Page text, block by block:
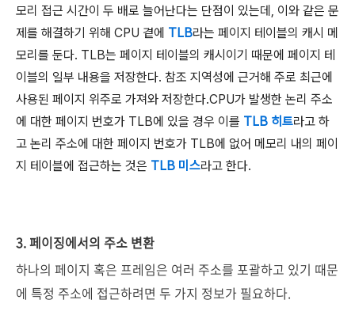
모리 접근 시간이 두 배로 늘어난다는 단점이 있는데, 이와 같은 문
제를 해결하기 위해 CPU 곁에 TLB라는 페이지 테이블의 캐시 메
모리를 둔다. TLB는 페이지 테이블의 캐시이기 때문에 페이지 테
이블의 일부 내용을 저장한다. 참조 지역성에 근거해 주로 최근에
사용된 페이지 위주로 가져와 저장한다.CPU가 발생한 논리 주소
에 대한 페이지 번호가 TLB에 있을 경우 이를 TLB 히트라고 하
고 논리 주소에 대한 페이지 번호가 TLB에 없어 메모리 내의 페이
지 테이블에 접근하는 것은 TLB 미스라고 한다.
3. 페이징에서의 주소 변환
하나의 페이지 혹은 프레임은 여러 주소를 포괄하고 있기 때문
에 특정 주소에 접근하려면 두 가지 정보가 필요하다.